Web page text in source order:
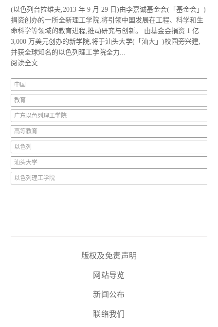
(以色列台拉维夫,2013 年 9 月 29 日)由李嘉诚基金会(「基金会」)
捐资创办的一所全新理工学院,将引领中国发展在工程、科学和生
命科学等领域的教育进程,推动研究与创新。 由基金会捐资 1 亿
3,000 万美元创办的新学院,将于汕头大学(「汕大」)校园旁兴建,
并获全球知名的以色列理工学院全力...
阅读全文
中国
教育
广东以色列理工学院
高等教育
以色列
汕头大学
以色列理工学院
版权及免责声明
网站导览
新闻公布
联络我们